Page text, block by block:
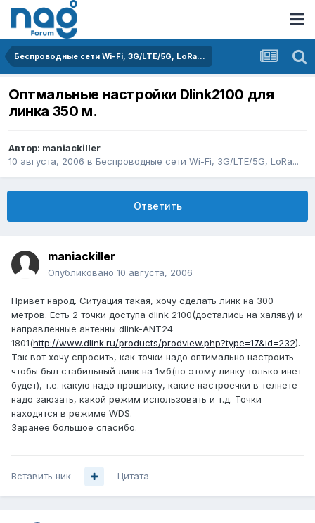
Беспроводные сети Wi-Fi, 3G/LTE/5G, LoRa...
Оптмальные настройки Dlink2100 для
линка 350 м.
Автор: maniackiller
10 августа, 2006 в Беспроводные сети Wi-Fi, 3G/LTE/5G, LoRa...
Ответить
maniackiller
Опубликовано 10 августа, 2006
Привет народ. Ситуация такая, хочу сделать линк на 300
метров. Есть 2 точки доступа dlink 2100(достались на халяву) и
направленные антенны dlink-ANT24-
1801(http://www.dlink.ru/products/prodview.php?type=17&id=232).
Так вот хочу спросить, как точки надо оптимально настроить
чтобы был стабильный линк на 1мб(по этому линку только инет
будет), т.е. какую надо прошивку, какие настроечки в телнете
надо заюзать, какой режим использовать и т.д. Точки
находятся в режиме WDS.
Заранее большое спасибо.
Вставить ник Цитата